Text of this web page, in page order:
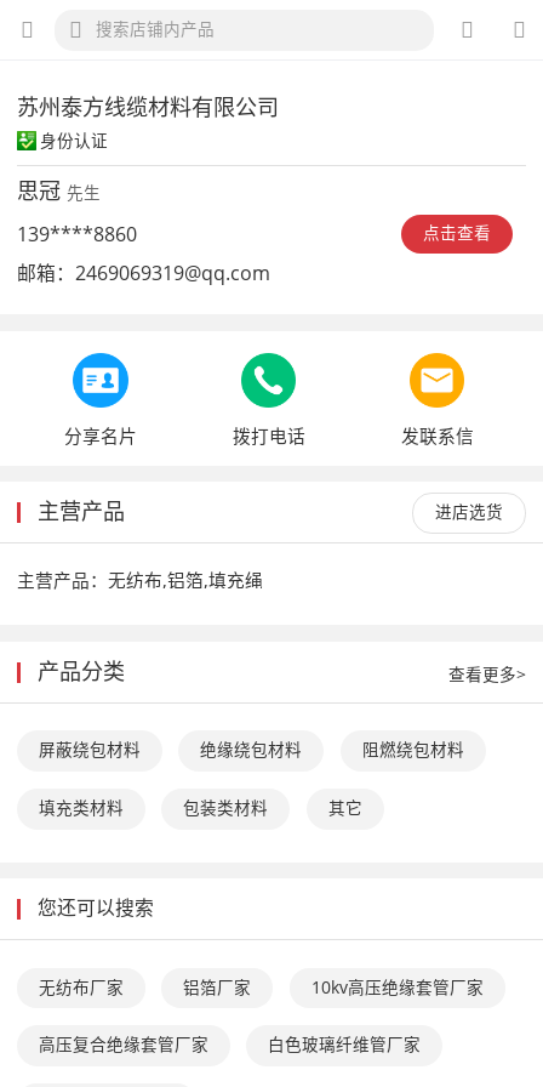
苏州泰方线缆材料有限公司
身份认证
思冠 先生
点击查看
139****8860
邮箱： 2469069319@qq.com
分享名片 拨打电话 发联系信
进店选货
主营产品
主营产品： 无纺布,铝箔,填充绳
查看更多>
产品分类
屏蔽绕包材料 绝缘绕包材料 阻燃绕包材料
填充类材料 包装类材料 其它
您还可以搜索
无纺布厂家 铝箔厂家 10kv高压绝缘套管厂家
高压复合绝缘套管厂家 白色玻璃纤维管厂家